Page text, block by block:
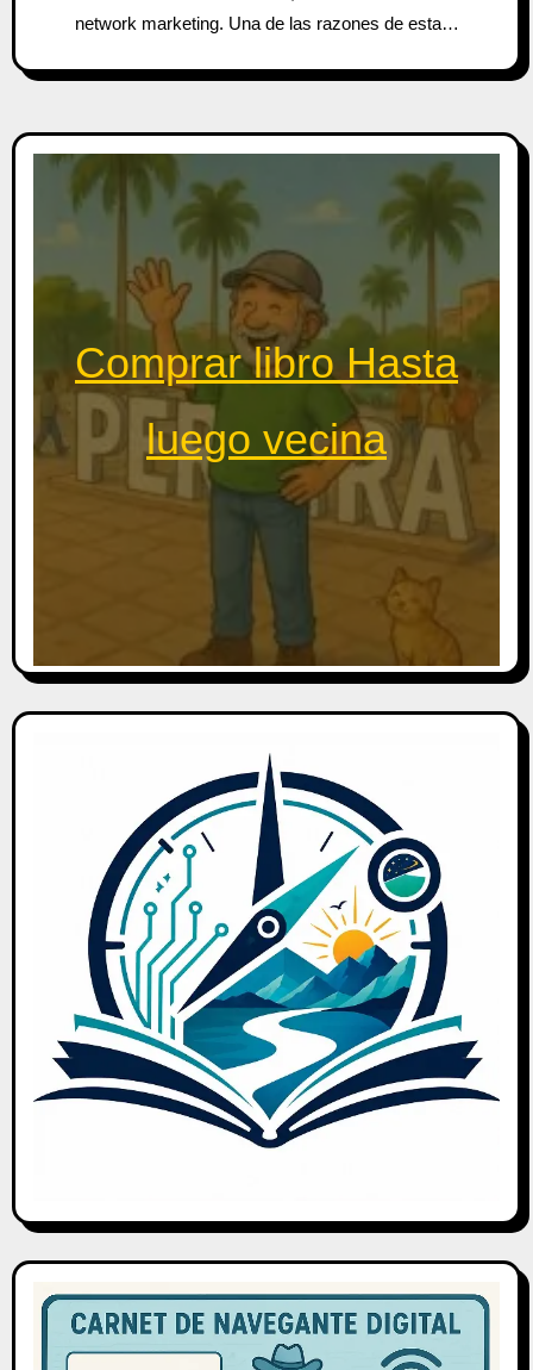
network marketing. Una de las razones de esta…
Comprar libro Hasta
luego vecina